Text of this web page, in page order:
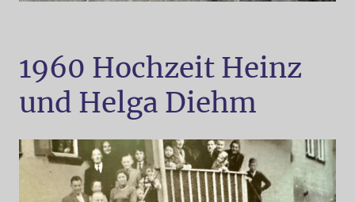
1960 Hochzeit Heinz
und Helga Diehm